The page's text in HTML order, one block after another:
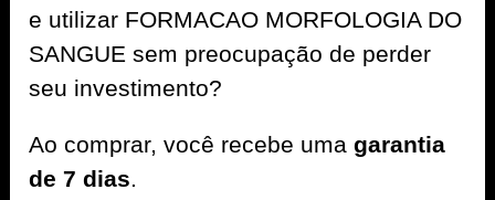
e utilizar FORMACAO MORFOLOGIA DO
SANGUE sem preocupação de perder
seu investimento?
Ao comprar, você recebe uma garantia
de 7 dias.